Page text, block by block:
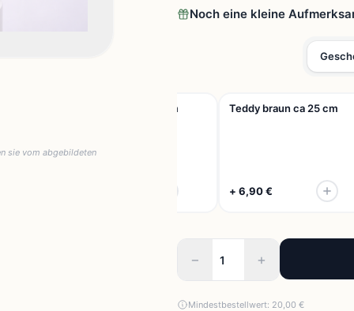
sie vom abgebildeten
Noch eine kleine
Teddy braun ca 25 cm
+ 6,90 €
− +
Mindestbestellwert: 20,00 €